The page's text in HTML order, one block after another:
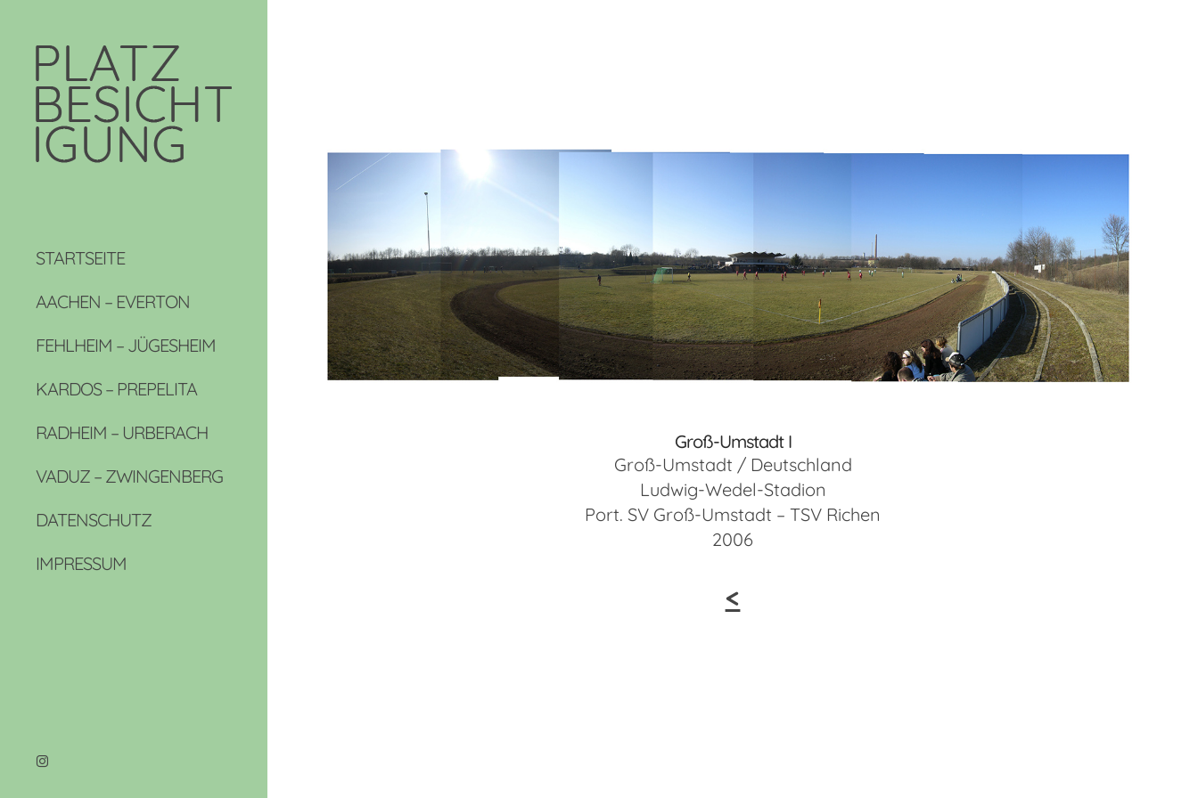
STARTSEITE
AACHEN – EVERTON
FEHLHEIM – JÜGESHEIM
KARDOS – PREPELITA
RADHEIM – URBERACH
VADUZ – ZWINGENBERG
DATENSCHUTZ
IMPRESSUM
Groß-Umstadt I
Groß-Umstadt / Deutschland
Ludwig-Wedel-Stadion
Port. SV Groß-Umstadt – TSV Richen
2006
<